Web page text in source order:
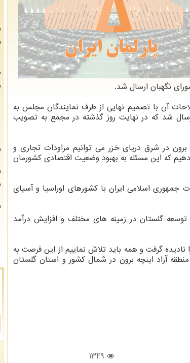
نگهبان ارسال شد.
آن با تصمیم نهایی از طرف نمایندگان مجلس به
شد که در نهایت روز گذشته در مجمع به تصویب
برون در شرق دریای خزر می توانیم مراودات تجاری و
که این مسئله به بهبود وضعیت اقتصادی کشورمان
جمهوری اسلامی ایران با کشورهای اوراسیا و آسیای
گلستان در زمینه های مختلف و افزایش درآمد
نادیده گرفت و همه باید تلاش نماییم از این فرصت به
آزاد اینچه برون در شمال کشور و استان گلستان
1349